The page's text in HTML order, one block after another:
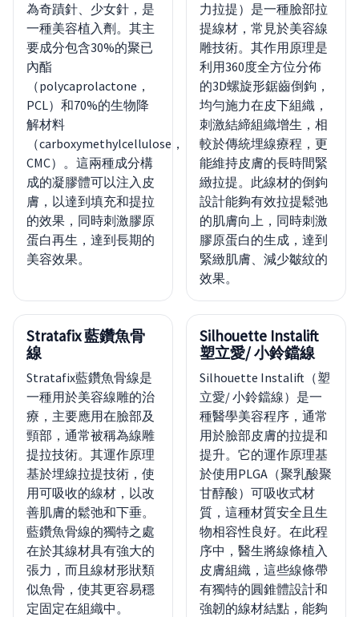
為奇蹟針、少女針，是
一種美容植入劑。其主
要成分包含30%的聚已
內酯
（polycaprolactone，
PCL）和70%的生物降
解材料
（carboxymethylcellulose，
CMC）。這兩種成分構
成的凝膠體可以注入皮
膚，以達到填充和提拉
的效果，同時刺激膠原
蛋白再生，達到長期的
美容效果。
力拉提）是一種臉部拉
提線材，常見於美容線
雕技術。其作用原理是
利用360度全方位分佈
的3D螺旋形鋸齒倒鉤，
均勻施力在皮下組織，
刺激結締組織增生，相
較於傳統埋線療程，更
能維持皮膚的長時間緊
緻拉提。此線材的倒鉤
設計能夠有效拉提鬆弛
的肌膚向上，同時刺激
膠原蛋白的生成，達到
緊緻肌膚、減少皺紋的
效果。
Stratafix 藍鑽魚骨
線
Stratafix藍鑽魚骨線是
一種用於美容線雕的治
療，主要應用在臉部及
頸部，通常被稱為線雕
提拉技術。其運作原理
基於埋線拉提技術，使
用可吸收的線材，以改
善肌膚的鬆弛和下垂。
藍鑽魚骨線的獨特之處
在於其線材具有強大的
張力，而且線材形狀類
似魚骨，使其更容易穩
定固定在組織中。
Silhouette Instalift
塑立愛/ 小鈴鐺線
Silhouette Instalift（塑
立愛/ 小鈴鐺線）是一
種醫學美容程序，通常
用於臉部皮膚的拉提和
提升。它的運作原理基
於使用PLGA（聚乳酸聚
甘醇酸）可吸收式材
質，這種材質安全且生
物相容性良好。在此程
序中，醫生將線條植入
皮膚組織，這些線條帶
有獨特的圓錐體設計和
強韌的線材結點，能夠